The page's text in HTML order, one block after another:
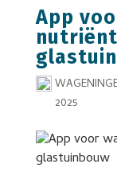
App
2025